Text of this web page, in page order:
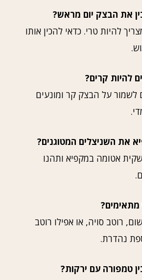
את הבצק יום מראש?
להיות טרי. כדאי להכין אותו
להיות קרים?
לשמור על הבצק קר ומונעים
את השניצלים המטוגנים?
אטומה במקפיא ותהנו
מתאימים?
רוטב סויה, או אפילו רוטב
נהדרת.
טמפורה עם ירקות?